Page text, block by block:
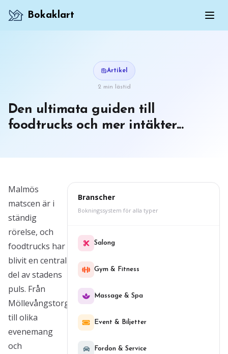
Bokaklart
Artikel
2 min lästid
Den ultimata guiden till
foodtrucks och mer intäkter...
Malmös
matscen är i
ständig
rörelse, och
foodtrucks har
blivit en central
del av stadens
puls. Från
Möllevångstorget
till olika
evenemang
och
Branscher
Bokningssystem för alla typer
Salong
Gym & Fitness
Massage & Spa
Event & Biljetter
Fordon & Service